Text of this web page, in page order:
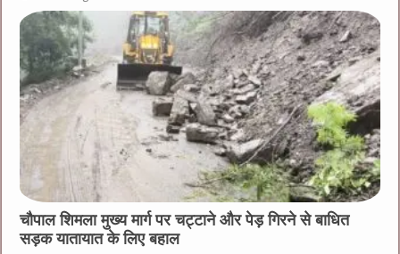
चौपाल शिमला मुख्य मार्ग पर चट्टाने और पेड़ गिरने से बाधित
सड़क यातायात के लिए बहाल